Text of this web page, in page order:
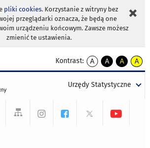
pliki cookies. Korzystanie z witryny bez
przeglądarki oznacza, że będą one
urządzeniu końcowym. Zawsze możesz
zmienić te ustawienia.
Kontrast:
A
kontrast
A
kontrast
tekst
czarnym
A
kontrast
tekst
czarnym
A
tekst
żółtym
Urzędy Statystyczne